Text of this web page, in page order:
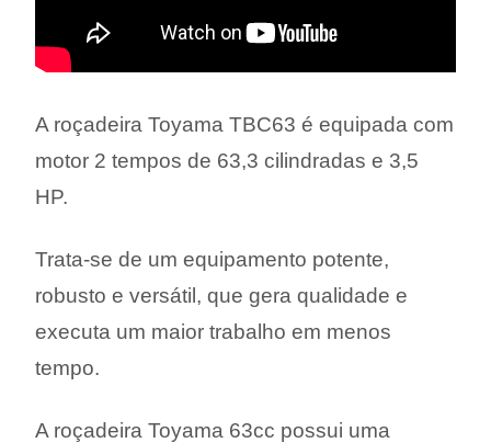
A roçadeira Toyama TBC63 é equipada com
motor 2 tempos de 63,3 cilindradas e 3,5
HP.
Trata-se de um equipamento potente,
robusto e versátil, que gera qualidade e
executa um maior trabalho em menos
tempo.
A roçadeira Toyama 63cc possui uma